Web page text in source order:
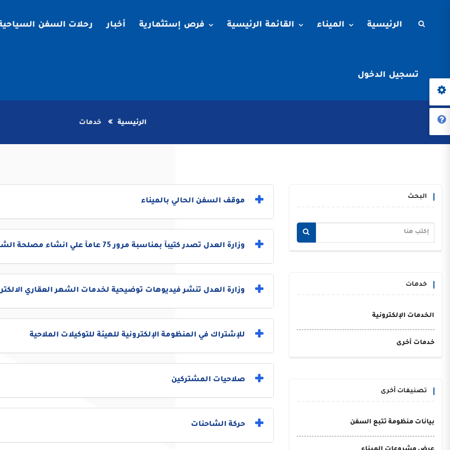
الرئيسية الميناء القائمة الرئيسية فرص إستثمارية أخبار رحلات السفن
تسجيل الدخول
الرئيسية خدمات
البحث
خدمات
الخدمات الإلكترونية
خدمات أخرى
تصنيفات أخرى
بيانات منظومة تتبع السفن
موقف السفن الحالي بالميناء
وزارة العدل تصدر كتيبآ بمناسبة مرور 75 عامآ علي انشاء مصلحة الشهر العقاري
وزارة العدل تنشر فيديوهات توضيحية لخدمات الشهر العقاري
للإشتراك في المنظومة الإلكترونية للهيئة للتوكيلات الملاحية
صلاحيات المشتركين
حركة الشاحنات